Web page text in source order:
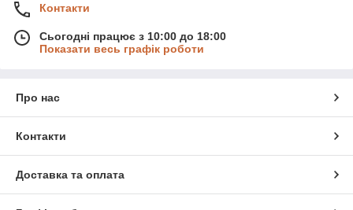
Контакти
Сьогодні працює з 10:00 до 18:00
Показати весь графік роботи
Про нас
Контакти
Доставка та оплата